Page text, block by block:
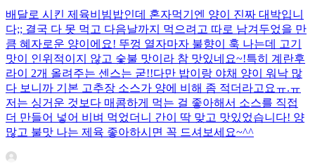
배달로 시킨 제육비빔밥인데 혼자먹기엔 양이 진짜 대박입니
다;; 결국 다 못 먹고 다음날까지 먹으려고 따로 남겨두었을 만
큼 혜자로운 양이에요! 뚜껑 열자마자 불향이 훅 나는데 고기
맛이 인위적이지 않고 숯불 맛이라 참 맛있네요~!특히 계란후
라이 2개 올려주는 센스는 굳!! ​다만 밥이랑 야채 양이 워낙 많
다 보니까 기본 고추장 소스가 양에 비해 좀 적더라고요ㅠ.ㅠ
저는 싱거운 것보다 매콤하게 먹는 걸 좋아해서 소스를 직접
더 만들어 넣어 비벼 먹었더니 간이 딱 맞고 맛있었습니다! 양
많고 불맛 나는 제육 좋아하시면 꼭 드셔보세요~^^